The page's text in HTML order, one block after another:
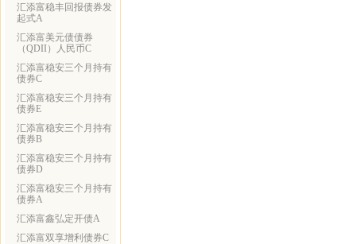
汇添富稳丰回报债券发
起式A
汇添富美元债债券
（QDII）人民币C
汇添富稳安三个月持有
债券C
汇添富稳安三个月持有
债券E
汇添富稳安三个月持有
债券B
汇添富稳安三个月持有
债券D
汇添富稳安三个月持有
债券A
汇添富鑫弘定开债A
汇添富双享增利债券C